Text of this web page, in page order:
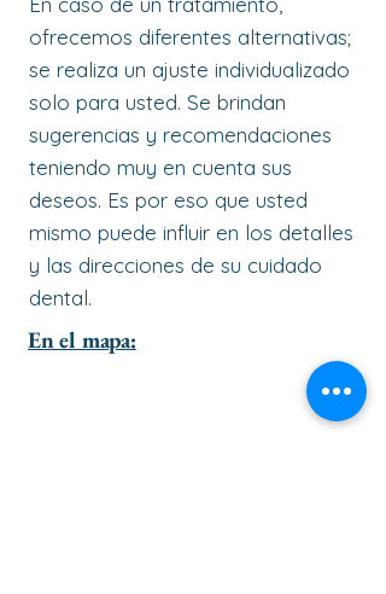
ofrecemos diferentes alternativas;
se realiza un ajuste individualizado
solo para usted. Se brindan
sugerencias y recomendaciones
teniendo muy en cuenta sus
deseos. Es por eso que usted
mismo puede influir en los detalles
y las direcciones de su cuidado
dental.
En el mapa: